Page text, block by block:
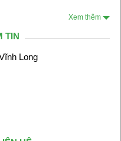
Xem thêm
TIN
Long